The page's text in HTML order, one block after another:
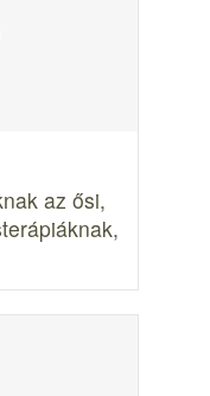
az ősi,